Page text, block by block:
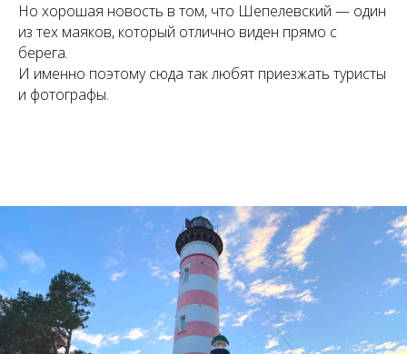
Но хорошая новость в том, что Шепелевский — один
из тех маяков, который отлично виден прямо с
берега.
И именно поэтому сюда так любят приезжать туристы
и фотографы.